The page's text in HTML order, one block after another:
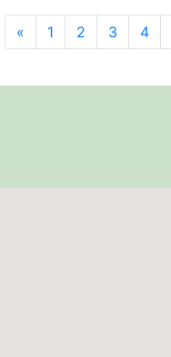
«Previous
1 2 3 4